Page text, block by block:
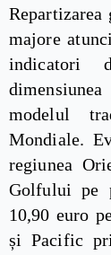
Repartizarea
majore
indicatori
modelul
Mondiale.
regiunea
Golfului pe
10,90 euro
și Pacific